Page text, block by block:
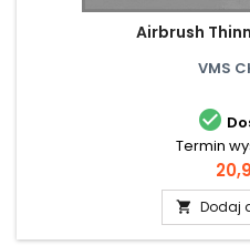
Airbrush
VMS

Termin
 Dodaj